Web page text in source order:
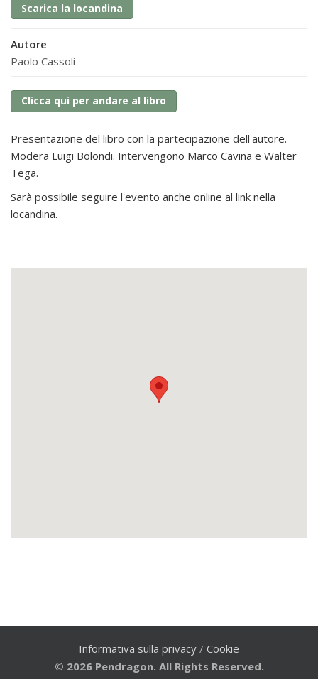
Scarica la locandina
Autore
Paolo Cassoli
Clicca qui per andare al libro
Presentazione del libro con la partecipazione dell'autore.
Modera Luigi Bolondi. Intervengono Marco Cavina e Walter
Tega.
Sarà possibile seguire l'evento anche online al link nella
locandina.
Informativa sulla privacy / Cookie
© 2026 Pendragon. All Rights Reserved.